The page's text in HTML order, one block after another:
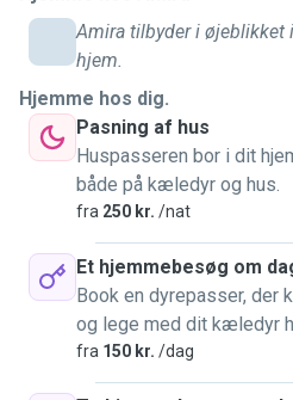
Amira tilbyder i øjeblikket
hjem.
Hjemme hos dig.
Pasning af hus
Huspasseren bor i dit
både på kæledyr og hus.
fra 250 kr. /nat
Et hjemmebesøg om
Book en dyrepasser, der
og lege med dit kæledyr
fra 150 kr. /dag